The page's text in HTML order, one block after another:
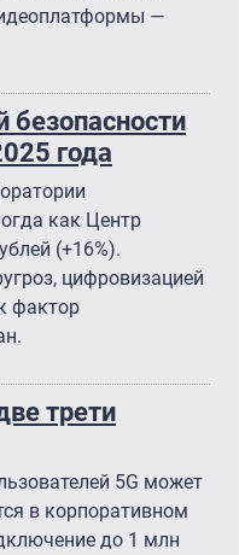
—
года
как Центр
(+16%).
цифровизацией
фактор
трети
5G может
в корпоративном
до 1 млн